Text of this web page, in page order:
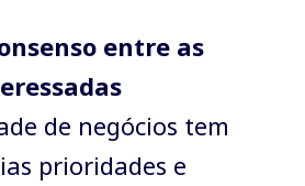
entre as
de negócios tem
prioridades e